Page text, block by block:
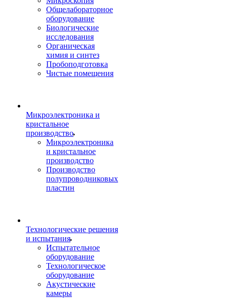
Общелабораторное
оборудование
Биологические
исследования
Органическая
химия и синтез
Пробоподготовка
Чистые помещения
Микроэлектроника и
кристальное
производство
Микроэлектроника
и кристальное
производство
Производство
полупроводниковых
пластин
Технологические решения
и испытания
Испытательное
оборудование
Технологическое
оборудование
Акустические
камеры